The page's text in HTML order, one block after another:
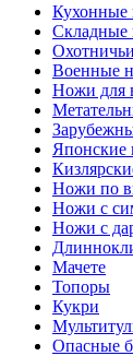
Кухонные
Складные
Военные
Ножи для
Японские
Ножи по
Ножи с
Ножи с
Мачете
Топоры
Кукри
Опасные